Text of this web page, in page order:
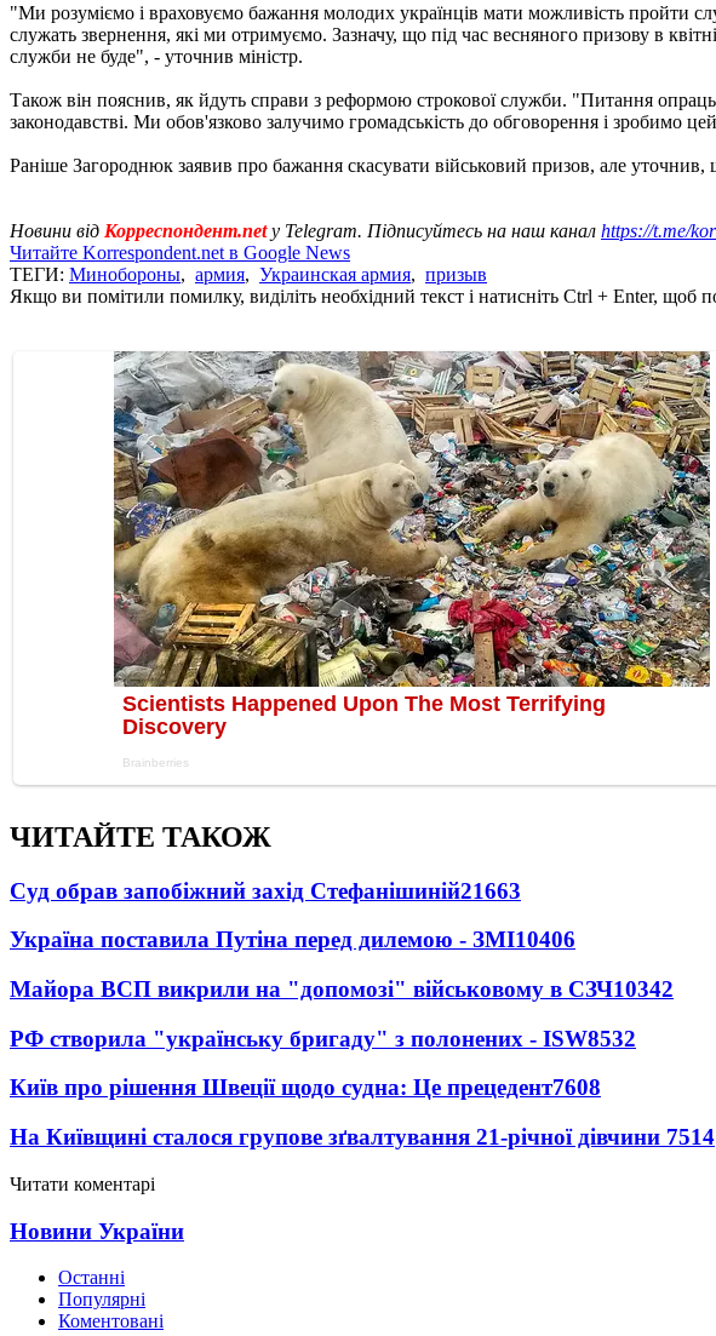
"Ми розуміємо і враховуємо бажання молодих українців мати можливість пройти
служать звернення, які ми отримуємо. Зазначу, що під час весняного призову в
служби не буде", - уточнив міністр.
Також він пояснив, як йдуть справи з реформою строкової служби. "Питання
законодавстві. Ми обов'язково залучимо громадськість до обговорення і зробимо
Раніше Загороднюк заявив про бажання скасувати військовий призов, але
Новини від Корреспондент.net у Telegram. Підписуйтесь на наш канал https://t.me/
Читайте Korrespondent.net в Google News
ТЕГИ: Минобороны, армия, Украинская армия, призыв
Якщо ви помітили помилку, виділіть необхідний текст і натисніть Ctrl + Enter, щоб
ЧИТАЙТЕ ТАКОЖ
Суд обрав запобіжний захід Стефанішиній21663
Україна поставила Путіна перед дилемою - ЗМІ10406
Майора ВСП викрили на "допомозі" військовому в СЗЧ10342
РФ створила "українську бригаду" з полонених - ISW8532
Київ про рішення Швеції щодо судна: Це прецедент7608
На Київщині сталося групове зґвалтування 21-річної дівчини 7514
Читати коментарі
Новини України
Останні
Популярні
Коментовані